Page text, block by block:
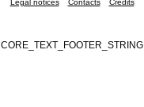
Legal notices Contacts Credits
CORE_TEXT_FOOTER_STRING